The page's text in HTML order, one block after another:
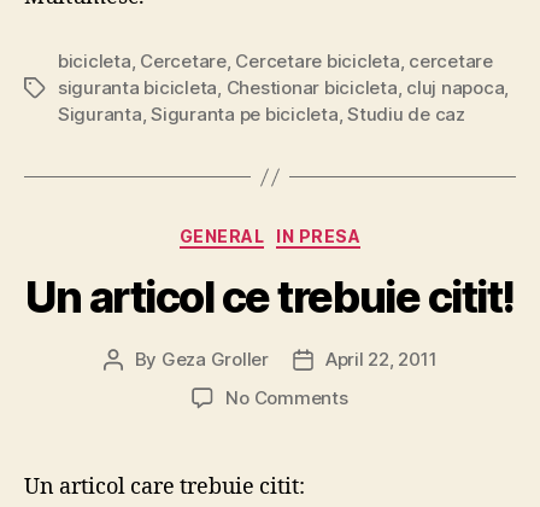
Tags
bicicleta, Cercetare, Cercetare bicicleta, cercetare
siguranta bicicleta, Chestionar bicicleta, cluj napoca,
Siguranta,Siguranta pe bicicleta,Studiu de caz
Categories
GENERAL IN PRESA
Un articol ce trebuie citit!
Post
By Geza Groller
PostApril 22, 2011
No Commentson
Un articol care trebuie citit: